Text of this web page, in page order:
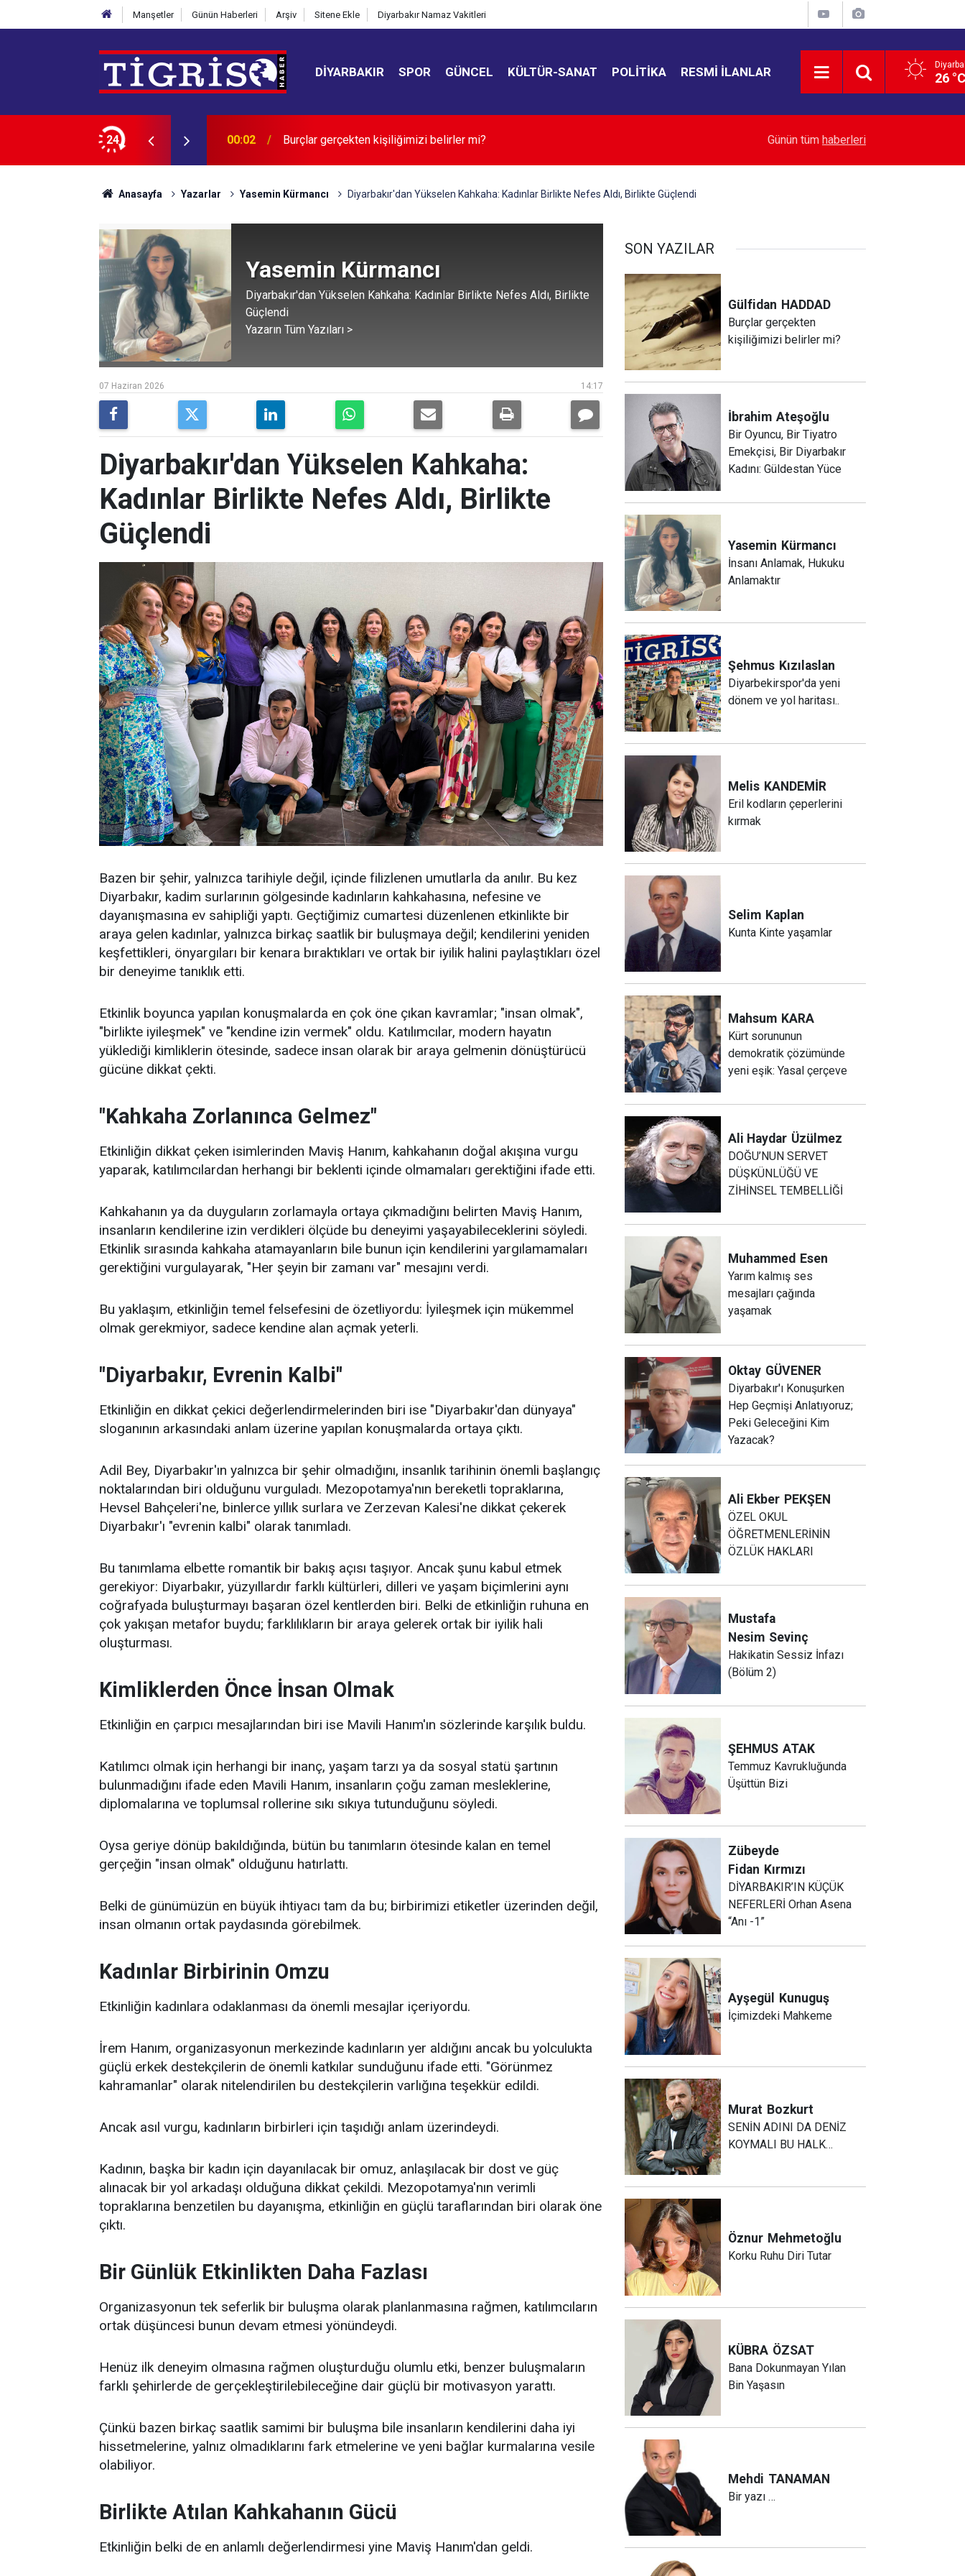
Manşetler Günün Haberleri Arşiv Sitene Ekle Diyarbakır Namaz Vakitleri
DIYARBAKIR SPOR GÜNCEL KÜLTÜR-SANAT POLITIKA RESMI İLANLAR 26
24 00:02 HASTA TAŞIMA SEDYE SATIN ALINACAKTIR Bir Oyuncu, Bir Tiyatro Emekçisi, Bir Diyarbakır
Günün tüm haberleri
Anasayfa Yazarlar Yasemin Kürmancı Diyarbakır'dan Yükselen Kahkaha: Kadınlar Birlikte Nefes Aldı, Birlikte Güçlendi
Yasemin Kürmancı
Diyarbakır'dan Yükselen Kahkaha: Kadınlar Birlikte Nefes Aldı, Birlikte
Güçlendi
Yazarın Tüm Yazıları >
14:17
07 Haziran 2026
Diyarbakır'dan Yükselen Kahkaha:
Kadınlar Birlikte Nefes Aldı, Birlikte
Güçlendi
Bazen bir şehir, yalnızca tarihiyle değil, içinde filizlenen umutlarla da anılır. Bu kez
Diyarbakır, kadim surlarının gölgesinde kadınların kahkahasına, nefesine ve
dayanışmasına ev sahipliği yaptı. Geçtiğimiz cumartesi düzenlenen etkinlikte bir
araya gelen kadınlar, yalnızca birkaç saatlik bir buluşmaya değil; kendilerini yeniden
keşfettikleri, önyargıları bir kenara bıraktıkları ve ortak bir iyilik halini paylaştıkları özel
bir deneyime tanıklık etti.
Etkinlik boyunca yapılan konuşmalarda en çok öne çıkan kavramlar; "insan olmak",
"birlikte iyileşmek" ve "kendine izin vermek" oldu. Katılımcılar, modern hayatın
yüklediği kimliklerin ötesinde, sadece insan olarak bir araya gelmenin dönüştürücü
gücüne dikkat çekti.
"Kahkaha Zorlanınca Gelmez"
Etkinliğin dikkat çeken isimlerinden Maviş Hanım, kahkahanın doğal akışına vurgu
yaparak, katılımcılardan herhangi bir beklenti içinde olmamaları gerektiğini ifade etti.
Kahkahanın ya da duyguların zorlamayla ortaya çıkmadığını belirten Maviş Hanım,
insanların kendilerine izin verdikleri ölçüde bu deneyimi yaşayabileceklerini söyledi.
Etkinlik sırasında kahkaha atamayanların bile bunun için kendilerini yargılamamaları
gerektiğini vurgulayarak, "Her şeyin bir zamanı var" mesajını verdi.
Bu yaklaşım, etkinliğin temel felsefesini de özetliyordu: İyileşmek için mükemmel
olmak gerekmiyor, sadece kendine alan açmak yeterli.
"Diyarbakır, Evrenin Kalbi"
Etkinliğin en dikkat çekici değerlendirmelerinden biri ise "Diyarbakır'dan dünyaya"
sloganının arkasındaki anlam üzerine yapılan konuşmalarda ortaya çıktı.
Adil Bey, Diyarbakır'ın yalnızca bir şehir olmadığını, insanlık tarihinin önemli başlangıç
noktalarından biri olduğunu vurguladı. Mezopotamya'nın bereketli topraklarına,
Hevsel Bahçeleri'ne, binlerce yıllık surlara ve Zerzevan Kalesi'ne dikkat çekerek
Diyarbakır'ı "evrenin kalbi" olarak tanımladı.
Bu tanımlama elbette romantik bir bakış açısı taşıyor. Ancak şunu kabul etmek
gerekiyor: Diyarbakır, yüzyıllardır farklı kültürleri, dilleri ve yaşam biçimlerini aynı
coğrafyada buluşturmayı başaran özel kentlerden biri. Belki de etkinliğin ruhuna en
çok yakışan metafor buydu; farklılıkların bir araya gelerek ortak bir iyilik hali
oluşturması.
Kimliklerden Önce İnsan Olmak
Etkinliğin en çarpıcı mesajlarından biri ise Mavili Hanım'ın sözlerinde karşılık buldu.
Katılımcı olmak için herhangi bir inanç, yaşam tarzı ya da sosyal statü şartının
bulunmadığını ifade eden Mavili Hanım, insanların çoğu zaman mesleklerine,
diplomalarına ve toplumsal rollerine sıkı sıkıya tutunduğunu söyledi.
Oysa geriye dönüp bakıldığında, bütün bu tanımların ötesinde kalan en temel
gerçeğin "insan olmak" olduğunu hatırlattı.
Belki de günümüzün en büyük ihtiyacı tam da bu; birbirimizi etiketler üzerinden değil,
insan olmanın ortak paydasında görebilmek.
Kadınlar Birbirinin Omzu
Etkinliğin kadınlara odaklanması da önemli mesajlar içeriyordu.
İrem Hanım, organizasyonun merkezinde kadınların yer aldığını ancak bu yolculukta
güçlü erkek destekçilerin de önemli katkılar sunduğunu ifade etti. "Görünmez
kahramanlar" olarak nitelendirilen bu destekçilerin varlığına teşekkür edildi.
Ancak asıl vurgu, kadınların birbirleri için taşıdığı anlam üzerindeydi.
Kadının, başka bir kadın için dayanılacak bir omuz, anlaşılacak bir dost ve güç
alınacak bir yol arkadaşı olduğuna dikkat çekildi. Mezopotamya'nın verimli
topraklarına benzetilen bu dayanışma, etkinliğin en güçlü taraflarından biri olarak öne
çıktı.
Bir Günlük Etkinlikten Daha Fazlası
Organizasyonun tek seferlik bir buluşma olarak planlanmasına rağmen, katılımcıların
ortak düşüncesi bunun devam etmesi yönündeydi.
Henüz ilk deneyim olmasına rağmen oluşturduğu olumlu etki, benzer buluşmaların
farklı şehirlerde de gerçekleştirilebileceğine dair güçlü bir motivasyon yarattı.
Çünkü bazen birkaç saatlik samimi bir buluşma bile insanların kendilerini daha iyi
hissetmelerine, yalnız olmadıklarını fark etmelerine ve yeni bağlar kurmalarına vesile
olabiliyor.
Birlikte Atılan Kahkahanın Gücü
Etkinliğin belki de en anlamlı değerlendirmesi yine Maviş Hanım'dan geldi.
SON YAZILAR
Gülfidan HADDAD
Burçlar gerçekten
kişiliğimizi belirler mi?
İbrahim Ateşoğlu
Bir Oyuncu, Bir Tiyatro
Emekçisi, Bir Diyarbakır
Kadını: Güldestan Yüce
Yasemin Kürmancı
İnsanı Anlamak, Hukuku
Anlamaktır
Şehmus Kızılaslan
Diyarbekirspor'da yeni
dönem ve yol haritası..
Melis KANDEMİR
Eril kodların çeperlerini
kırmak
Selim Kaplan
Kunta Kinte yaşamlar
Mahsum KARA
Kürt sorununun
demokratik çözümünde
yeni eşik: Yasal çerçeve
Ali Haydar Üzülmez
DOĞU’NUN SERVET
DÜŞKÜNLÜĞÜ VE
ZİHİNSEL TEMBELLİĞİ
Muhammed Esen
Yarım kalmış ses
mesajları çağında
yaşamak
Oktay GÜVENER
Diyarbakır'ı Konuşurken
Hep Geçmişi Anlatıyoruz;
Peki Geleceğini Kim
Yazacak?
Ali Ekber PEKŞEN
ÖZEL OKUL
ÖĞRETMENLERİNİN
ÖZLÜK HAKLARI
Mustafa
Nesim Sevinç
Hakikatin Sessiz İnfazı
(Bölüm 2)
ŞEHMUS ATAK
Temmuz Kavrukluğunda
Üşüttün Bizi
Zübeyde
Fidan Kırmızı
DİYARBAKIR’IN KÜÇÜK
NEFERLERİ Orhan Asena
“Anı -1”
Ayşegül Kunuguş
İçimizdeki Mahkeme
Murat Bozkurt
SENİN ADINI DA DENİZ
KOYMALI BU HALK…
Öznur Mehmetoğlu
Korku Ruhu Diri Tutar
KÜBRA ÖZSAT
Bana Dokunmayan Yılan
Bin Yaşasın
Mehdi TANAMAN
Bir yazı …